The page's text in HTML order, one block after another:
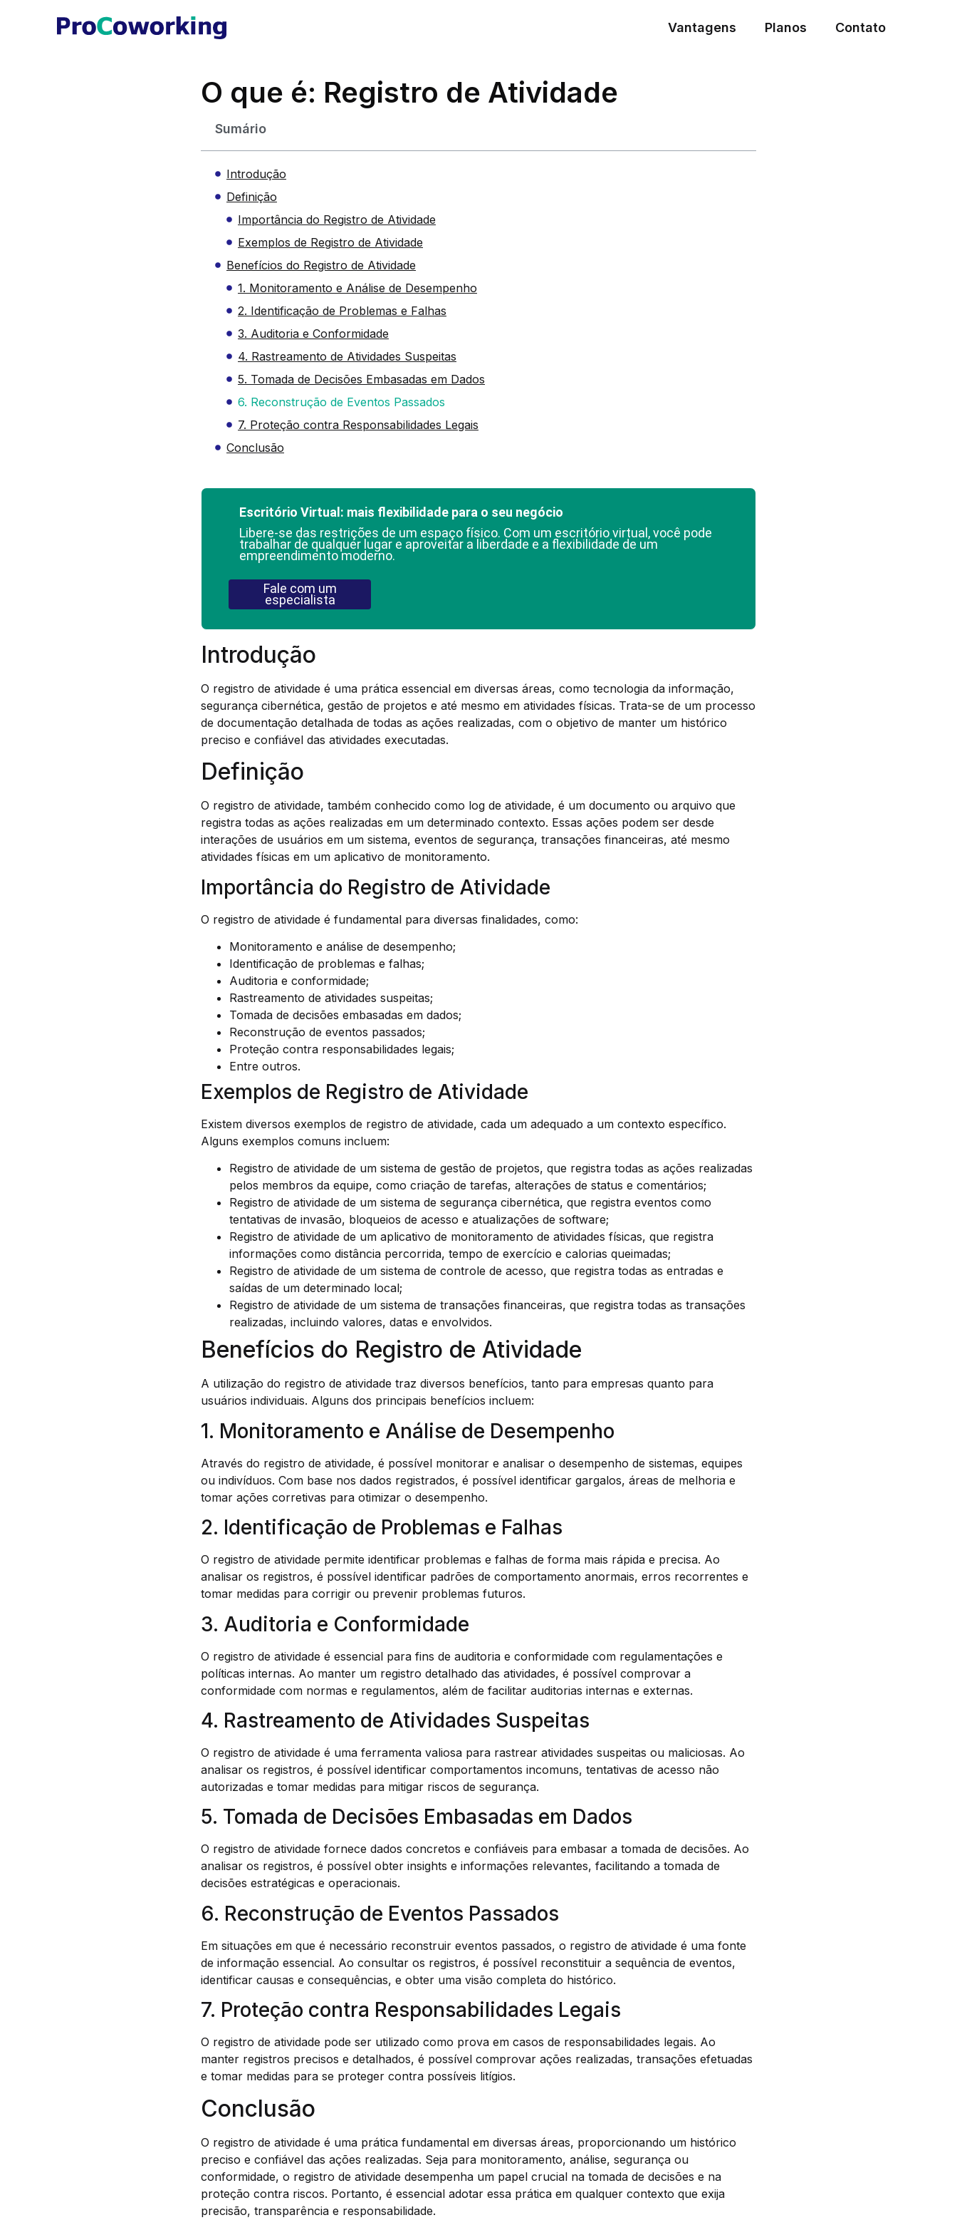
Vantagens Planos Contato
O que é: Registro de Atividade
Sumário
Introdução
Definição
Importância do Registro de Atividade
Exemplos de Registro de Atividade
Benefícios do Registro de Atividade
1. Monitoramento e Análise de Desempenho
2. Identificação de Problemas e Falhas
3. Auditoria e Conformidade
4. Rastreamento de Atividades Suspeitas
5. Tomada de Decisões Embasadas em Dados
6. Reconstrução de Eventos Passados
7. Proteção contra Responsabilidades Legais
Conclusão
Escritório Virtual: mais flexibilidade para o seu negócio
Libere-se das restrições de um espaço físico. Com um escritório virtual, você pode
trabalhar de qualquer lugar e aproveitar a liberdade e a flexibilidade de um
empreendimento moderno.
Fale com um
especialista
Introdução
O registro de atividade é uma prática essencial em diversas áreas, como tecnologia da informação,
segurança cibernética, gestão de projetos e até mesmo em atividades físicas. Trata-se de um processo
de documentação detalhada de todas as ações realizadas, com o objetivo de manter um histórico
preciso e confiável das atividades executadas.
Definição
O registro de atividade, também conhecido como log de atividade, é um documento ou arquivo que
registra todas as ações realizadas em um determinado contexto. Essas ações podem ser desde
interações de usuários em um sistema, eventos de segurança, transações financeiras, até mesmo
atividades físicas em um aplicativo de monitoramento.
Importância do Registro de Atividade
O registro de atividade é fundamental para diversas finalidades, como:
Monitoramento e análise de desempenho;
Identificação de problemas e falhas;
Auditoria e conformidade;
Rastreamento de atividades suspeitas;
Tomada de decisões embasadas em dados;
Reconstrução de eventos passados;
Proteção contra responsabilidades legais;
Entre outros.
Exemplos de Registro de Atividade
Existem diversos exemplos de registro de atividade, cada um adequado a um contexto específico.
Alguns exemplos comuns incluem:
Registro de atividade de um sistema de gestão de projetos, que registra todas as ações realizadas
pelos membros da equipe, como criação de tarefas, alterações de status e comentários;
Registro de atividade de um sistema de segurança cibernética, que registra eventos como
tentativas de invasão, bloqueios de acesso e atualizações de software;
Registro de atividade de um aplicativo de monitoramento de atividades físicas, que registra
informações como distância percorrida, tempo de exercício e calorias queimadas;
Registro de atividade de um sistema de controle de acesso, que registra todas as entradas e
saídas de um determinado local;
Registro de atividade de um sistema de transações financeiras, que registra todas as transações
realizadas, incluindo valores, datas e envolvidos.
Benefícios do Registro de Atividade
A utilização do registro de atividade traz diversos benefícios, tanto para empresas quanto para
usuários individuais. Alguns dos principais benefícios incluem:
1. Monitoramento e Análise de Desempenho
Através do registro de atividade, é possível monitorar e analisar o desempenho de sistemas, equipes
ou indivíduos. Com base nos dados registrados, é possível identificar gargalos, áreas de melhoria e
tomar ações corretivas para otimizar o desempenho.
2. Identificação de Problemas e Falhas
O registro de atividade permite identificar problemas e falhas de forma mais rápida e precisa. Ao
analisar os registros, é possível identificar padrões de comportamento anormais, erros recorrentes e
tomar medidas para corrigir ou prevenir problemas futuros.
3. Auditoria e Conformidade
O registro de atividade é essencial para fins de auditoria e conformidade com regulamentações e
políticas internas. Ao manter um registro detalhado das atividades, é possível comprovar a
conformidade com normas e regulamentos, além de facilitar auditorias internas e externas.
4. Rastreamento de Atividades Suspeitas
O registro de atividade é uma ferramenta valiosa para rastrear atividades suspeitas ou maliciosas. Ao
analisar os registros, é possível identificar comportamentos incomuns, tentativas de acesso não
autorizadas e tomar medidas para mitigar riscos de segurança.
5. Tomada de Decisões Embasadas em Dados
O registro de atividade fornece dados concretos e confiáveis para embasar a tomada de decisões. Ao
analisar os registros, é possível obter insights e informações relevantes, facilitando a tomada de
decisões estratégicas e operacionais.
6. Reconstrução de Eventos Passados
Em situações em que é necessário reconstruir eventos passados, o registro de atividade é uma fonte
de informação essencial. Ao consultar os registros, é possível reconstituir a sequência de eventos,
identificar causas e consequências, e obter uma visão completa do histórico.
7. Proteção contra Responsabilidades Legais
O registro de atividade pode ser utilizado como prova em casos de responsabilidades legais. Ao
manter registros precisos e detalhados, é possível comprovar ações realizadas, transações efetuadas
e tomar medidas para se proteger contra possíveis litígios.
Conclusão
O registro de atividade é uma prática fundamental em diversas áreas, proporcionando um histórico
preciso e confiável das ações realizadas. Seja para monitoramento, análise, segurança ou
conformidade, o registro de atividade desempenha um papel crucial na tomada de decisões e na
proteção contra riscos. Portanto, é essencial adotar essa prática em qualquer contexto que exija
precisão, transparência e responsabilidade.